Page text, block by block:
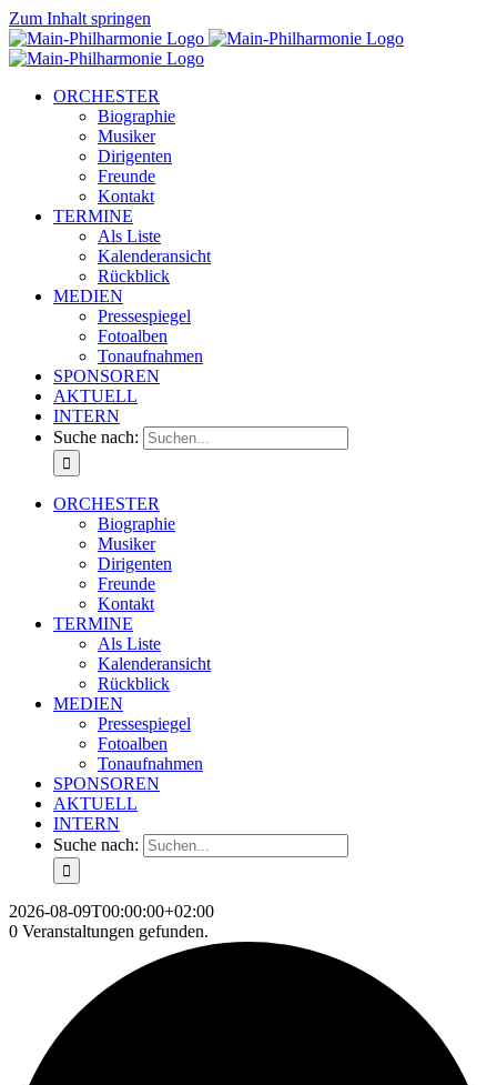
Zum Inhalt springen
ORCHESTER
Biographie
Musiker
Dirigenten
Freunde
Kontakt
TERMINE
Als Liste
Kalenderansicht
Rückblick
MEDIEN
Pressespiegel
Fotoalben
Tonaufnahmen
SPONSOREN
AKTUELL
INTERN
Suche nach:
ORCHESTER
Biographie
Musiker
Dirigenten
Freunde
Kontakt
TERMINE
Als Liste
Kalenderansicht
Rückblick
MEDIEN
Pressespiegel
Fotoalben
Tonaufnahmen
SPONSOREN
AKTUELL
INTERN
Suche nach:
2026-08-09T00:00:00+02:00
0 Veranstaltungen gefunden.